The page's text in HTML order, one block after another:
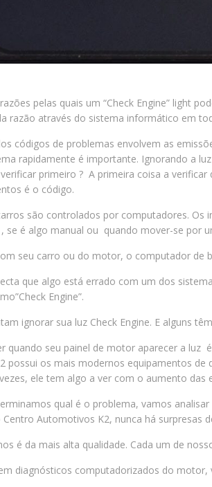
pelas quais um “Check Engine” light
razão através do sistema informático em
códigos de problemas envolvem as
rapidamente é importante. Ignorando a
primeiro ? A primeira coisa a
é o código.
são controlados por computadores.
se é algo manual ou quando mover-se por
seu carro ou do motor, o computador de
que algo está errado com um dos
Engine”.
ignorar sua luz Check Engine. E alguns
quando seu painel de motor aparecer a luz
possui os mais modernos equipamentos
ele tem algo a ver com o aumento das
qual é o problema, vamos
Automotivos K2, nunca há
é da mais alta qualidade. Cada um de
diagnósticos computadorizados do